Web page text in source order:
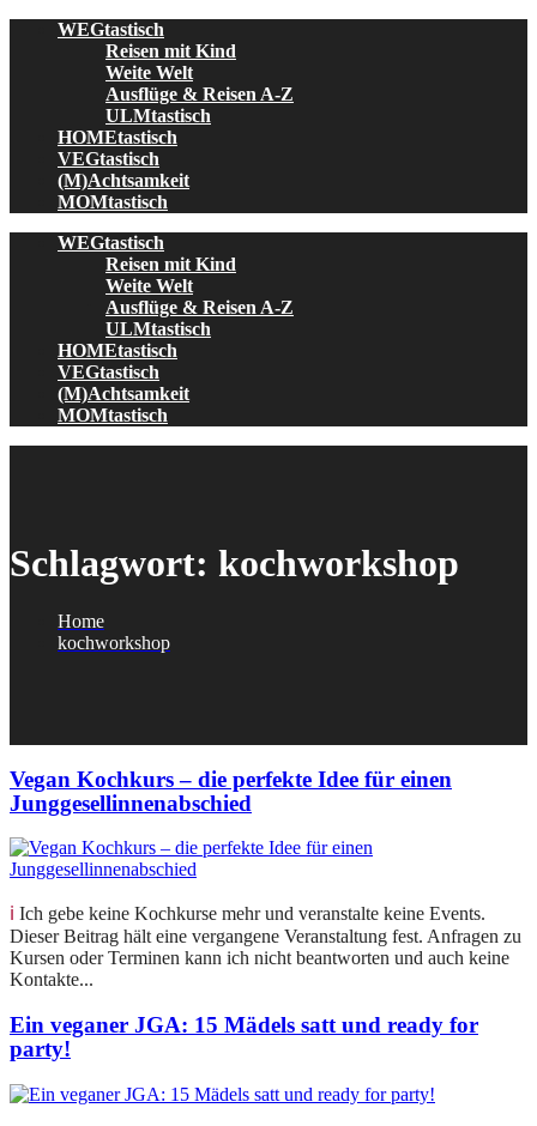
WEGtastisch
Reisen mit Kind
Weite Welt
Ausflüge & Reisen A-Z
ULMtastisch
HOMEtastisch
VEGtastisch
(M)Achtsamkeit
MOMtastisch
WEGtastisch
Reisen mit Kind
Weite Welt
Ausflüge & Reisen A-Z
ULMtastisch
HOMEtastisch
VEGtastisch
(M)Achtsamkeit
MOMtastisch
Schlagwort: kochworkshop
Home
kochworkshop
Vegan Kochkurs – die perfekte Idee für einen
Junggesellinnenabschied
ℹ️ Ich gebe keine Kochkurse mehr und veranstalte keine Events.
Dieser Beitrag hält eine vergangene Veranstaltung fest. Anfragen zu
Kursen oder Terminen kann ich nicht beantworten und auch keine
Kontakte...
Ein veganer JGA: 15 Mädels satt und ready for
party!